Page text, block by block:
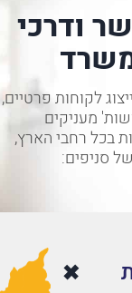
ודרכי
לקוחות פרטיים,
מעניקים
בכל רחבי הארץ,
סניפים: